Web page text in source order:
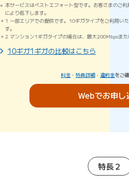
本サービスはベストエフォート型です。お客さまのご
により低下します。
1 一部エリアでの提供です。10ギガタイプをご利用い
す。
2 マンション1ギガタイプの場合は、最大200Mbpsま
10ギガ1ギガの比較はこちら
料金 ・ 特典詳細 ・ 違約金をご
Webでお申し
特長２